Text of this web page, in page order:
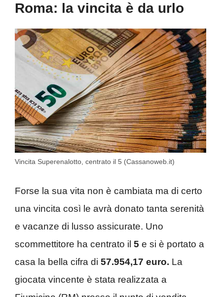
Roma: la vincita è da urlo
Vincita Superenalotto, centrato il 5 (Cassanoweb.it)
Forse la sua vita non è cambiata ma di certo
una vincita così le avrà donato tanta serenità
e vacanze di lusso assicurate. Uno
scommettitore ha centrato il 5 e si è portato a
casa la bella cifra di 57.954,17 euro. La
giocata vincente è stata realizzata a